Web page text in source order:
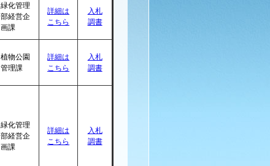
緑化管理
部経営企
画課
詳細は
こちら
入札
調書
植物公園
管理課
詳細は
こちら
入札
調書
緑化管理
部経営企
画課
詳細は
こちら
入札
調書